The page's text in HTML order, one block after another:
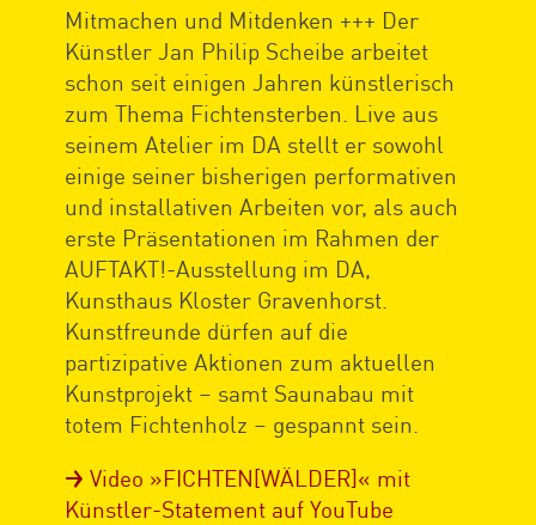
Mitmachen und Mitdenken +++ Der
Künstler Jan Philip Scheibe arbeitet
schon seit einigen Jahren künstlerisch
zum Thema Fichtensterben. Live aus
seinem Atelier im DA stellt er sowohl
einige seiner bisherigen performativen
und installativen Arbeiten vor, als auch
erste Präsentationen im Rahmen der
AUFTAKT!-Ausstellung im DA,
Kunsthaus Kloster Gravenhorst.
Kunstfreunde dürfen auf die
partizipative Aktionen zum aktuellen
Kunstprojekt – samt Saunabau mit
totem Fichtenholz – gespannt sein.
Video »FICHTEN[WÄLDER]« mit
Künstler-Statement auf YouTube